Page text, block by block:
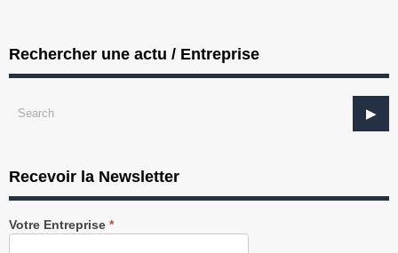
Rechercher une actu / Entreprise
Recevoir la Newsletter
Recevez
notre
Votre Entreprise *